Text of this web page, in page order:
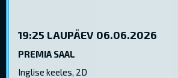
19:25 LAUPÄEV 06.06.2026
PREMIA SAAL
Inglise keeles, 2D